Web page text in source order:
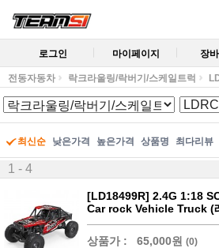
로그인 마이페이지 장
전동자동차 락크라울링/락버기/스케일트럭
최신순 낮은가격 높은가격 상품명 최다리뷰
1 - 4
[LD18499R] 2.4G 1:18
Car rock Vehicle Truck (
상품가 : 65,000원 (0)